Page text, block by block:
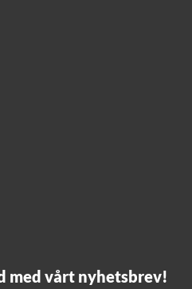
med vårt nyhetsbrev!